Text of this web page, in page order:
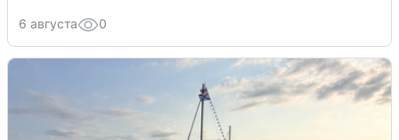
6 августа 0